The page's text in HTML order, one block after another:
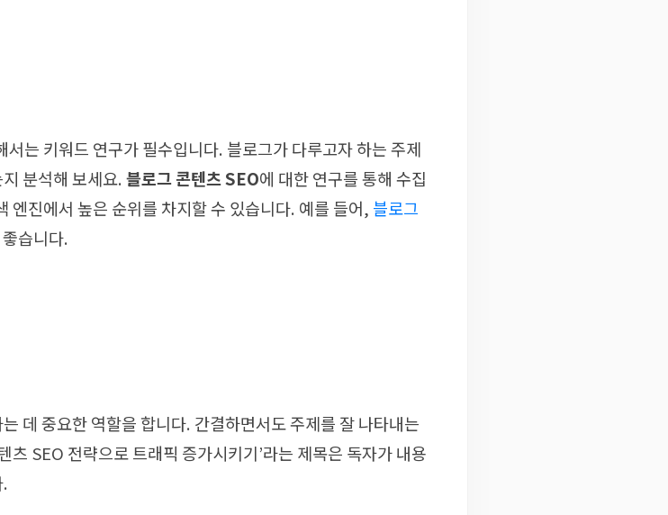
는 키워드 연구가 필수입니다. 블로그가 다루고자 하는 주제
분석해 보세요. 블로그 콘텐츠 SEO에 대한 연구를 통해 수집
엔진에서 높은 순위를 차지할 수 있습니다. 예를 들어, 블로그
습니다.
데 중요한 역할을 합니다. 간결하면서도 주제를 잘 나타내는
츠 SEO 전략으로 트래픽 증가시키기’라는 제목은 독자가 내용